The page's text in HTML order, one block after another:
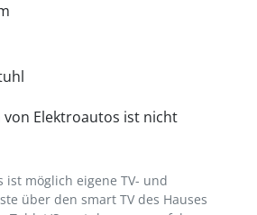
von Elektroautos ist nicht
ist möglich eigene TV- und
über den smart TV des Hauses